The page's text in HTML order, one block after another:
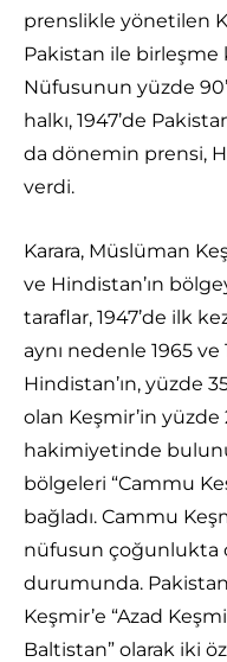
prenslikle yönetilen
Pakistan ile birleşme
Nüfusunun yüzde
halkı, 1947’de
da dönemin prensi,
verdi.
Karara, Müslüman
ve Hindistan’ın
taraflar, 1947’de ilk
aynı nedenle 1965 ve
Hindistan’ın, yüzde
olan Keşmir’in yüzde
hakimiyetinde
bölgeleri “Cammu
bağladı. Cammu
nüfusun çoğunlukta
durumunda.
Keşmir’e “Azad
Baltistan” olarak iki